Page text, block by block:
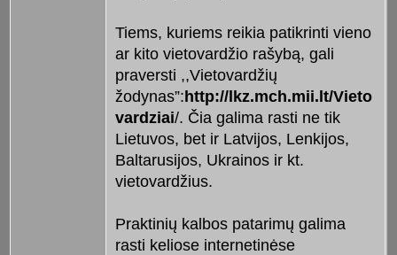
Tiems, kuriems reikia patikrinti vieno
ar kito vietovardžio rašybą, gali
praversti ,,Vietovardžių
žodynas”:http://lkz.mch.mii.lt/Vieto
vardz­iai/. Čia galima rasti ne tik
Lietuvos, bet ir Latvijos, Lenkijos,
Baltarusijos, Ukrainos ir kt.
vietovardžius.
Praktinių kalbos patarimų galima
rasti keliose internetinėse